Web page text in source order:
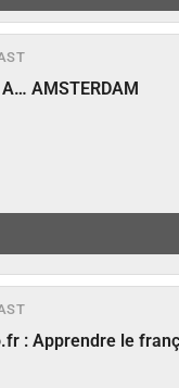
AMSTERDAM
: Apprendre le